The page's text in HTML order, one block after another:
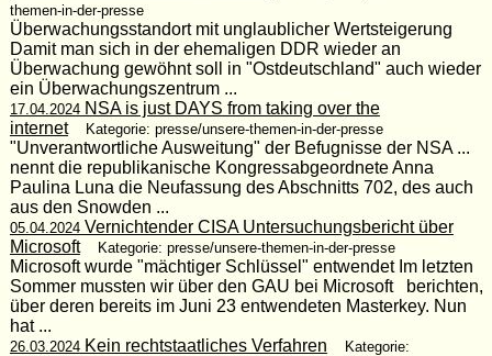
themen-in-der-presse
Überwachungsstandort mit unglaublicher Wertsteigerung
Damit man sich in der ehemaligen DDR wieder an
Überwachung gewöhnt soll in "Ostdeutschland" auch wieder
ein Überwachungszentrum ...
17.04.2024NSA is just DAYS from taking over the
internet
Kategorie: presse/unsere-themen-in-der-presse
"Unverantwortliche Ausweitung" der Befugnisse der NSA ...
nennt die republikanische Kongressabgeordnete Anna
Paulina Luna die Neufassung des Abschnitts 702, des auch
aus den Snowden ...
05.04.2024Vernichtender CISA Untersuchungsbericht über
Microsoft
Kategorie: presse/unsere-themen-in-der-presse
Microsoft wurde "mächtiger Schlüssel" entwendet Im letzten
Sommer mussten wir über den GAU bei Microsoft berichten,
über deren bereits im Juni 23 entwendeten Masterkey. Nun
hat ...
26.03.2024Kein rechtstaatliches Verfahren
Kategorie: